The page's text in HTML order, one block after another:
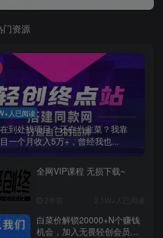
门资源
人已阅读
到处找项目？还在当韭菜？我靠
一个月收入5万+，曾经我也...
全网VIP课程 无损下载~
2年前 2.1W+人已阅读
白菜价解锁20000+N个赚钱
机会，加入无畏轻创会员，